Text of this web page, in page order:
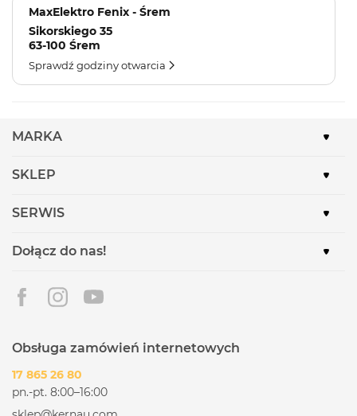
MaxElektro Fenix - Śrem
Sikorskiego 35
63-100 Śrem
Sprawdź godziny otwarcia
MARKA
SKLEP
SERWIS
Dołącz do nas!
Obsługa zamówień internetowych
17 865 26 80
pn.-pt. 8:00–16:00